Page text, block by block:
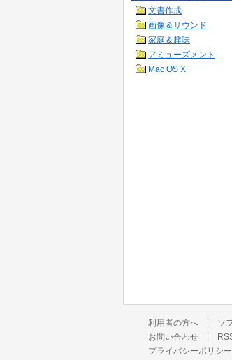
文書作成
画像＆サウンド
家庭＆趣味
アミューズメント
Mac OS X
利用者の方へ | ソ
お問い合わせ |
プライバシーポリシー